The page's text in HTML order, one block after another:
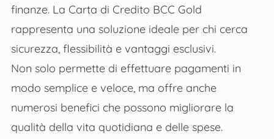
finanze. La Carta di Credito BCC Gold
rappresenta una soluzione ideale per chi cerca
sicurezza, flessibilità e vantaggi esclusivi.
Non solo permette di effettuare pagamenti in
modo semplice e veloce, ma offre anche
numerosi benefici che possono migliorare la
qualità della vita quotidiana e delle spese.